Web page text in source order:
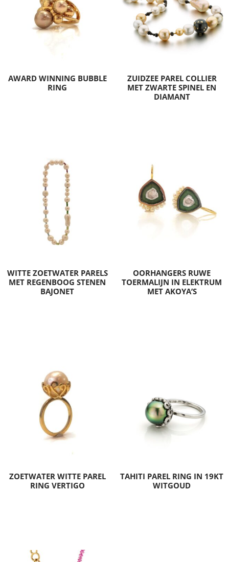
AWARD WINNING BUBBLE
RING
ZUIDZEE PAREL COLLIER
MET ZWARTE SPINEL EN
DIAMANT
WITTE ZOETWATER PARELS
MET REGENBOOG STENEN
BAJONET
OORHANGERS RUWE
TOERMALIJN IN ELEKTRUM
MET AKOYA’S
ZOETWATER WITTE PAREL
RING VERTIGO
TAHITI PAREL RING IN 19KT
WITGOUD